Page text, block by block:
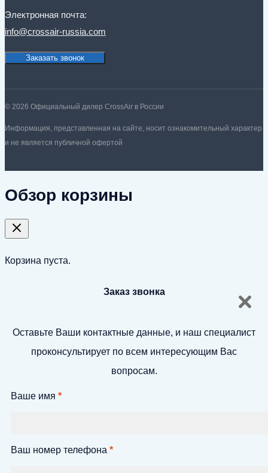
Электронная почта:
info@crossair-russia.com
Заказать звонок
© 2026 Официальный дилер CrossAir в России
Информация, представленная на сайте, носит ознакомительный характер
и не является публичной офертой
Обзор корзины
Корзина пуста.
Заказ звонка
Оставьте Ваши контактные данные, и наш специалист
проконсультирует по всем интересующим Вас
вопросам.
Ваше имя *
Ваш номер телефона *